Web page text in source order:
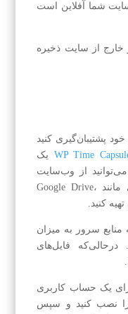
شما آفلاین است
خارج از سایت ذخیره
پشتیبان‌گیری کنید
WP Time یک
از وب‌سایت
خود در سایت‌های ذخیره‌سازی ابری مانند Google Drive،
سرور به میزان
فایل‌های
یک حساب کاربری
را نصب کنید و سپس